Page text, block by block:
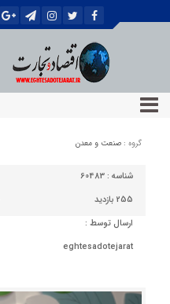
گروه : صنعت و معدن
شناسه : 60483
255 بازدید
ارسال توسط :
eghtesadotejarat